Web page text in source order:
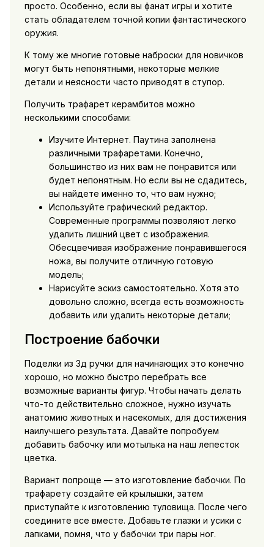
просто. Особенно, если вы фанат игры и хотите
стать обладателем точной копии фантастического
оружия.
К тому же многие готовые наброски для новичков
могут быть непонятными, некоторые мелкие
детали и неясности часто приводят в ступор.
Получить трафарет керамбитов можно
несколькими способами:
Изучите Интернет. Паутина заполнена
различными трафаретами. Конечно,
большинство из них вам не понравится или
будет непонятным. Но если вы не сдадитесь,
вы найдете именно то, что вам нужно;
Используйте графический редактор.
Современные программы позволяют легко
удалить лишний цвет с изображения.
Обесцвечивая изображение понравившегося
ножа, вы получите отличную готовую
модель;
Нарисуйте эскиз самостоятельно. Хотя это
довольно сложно, всегда есть возможность
добавить или удалить некоторые детали;
Построение бабочки
Поделки из 3д ручки для начинающих это конечно
хорошо, но можно быстро перебрать все
возможные варианты фигур. Чтобы начать делать
что-то действительно сложное, нужно изучать
анатомию животных и насекомых, для достижения
наилучшего результата. Давайте попробуем
добавить бабочку или мотылька на наш лепесток
цветка.
Вариант попроще — это изготовление бабочки. По
трафарету создайте ей крылышки, затем
приступайте к изготовлению туловища. После чего
соедините все вместе. Добавьте глазки и усики с
лапками, помня, что у бабочки три пары ног.